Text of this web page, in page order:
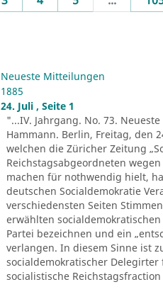
Neueste Mitteilungen
1885
24. Juli , Seite 1
"...IV. Jahrgang. No. 73.
Hammann. Berlin, Freitag, den
welchen die Züricher Zeitung
Reichstagsabgeordneten
machen für nothwendig hielt,
deutschen Socialdemokratie
verschiedensten Seiten
erwählten
Partei bezeichnen und ein
verlangen. In diesem Sinne ist
socialdemokratischer
socialistische